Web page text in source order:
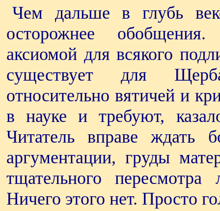
Чем дальше в глубь
осторожнее
аксиомой для всякого
существует для
относительно вятичей и
в науке и требуют,
Читатель вправе ждать
аргументации, груды
тщательного
Ничего этого нет. Просто